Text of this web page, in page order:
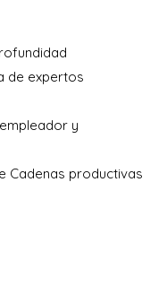
de expertos
y
Cadenas productivas